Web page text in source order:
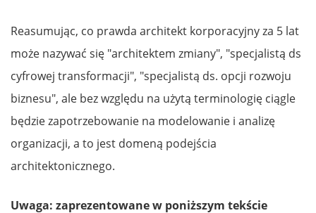
Reasumując, co prawda architekt korporacyjny za 5 lat
może nazywać się "architektem zmiany", "specjalistą ds
cyfrowej transformacji", "specjalistą ds. opcji rozwoju
biznesu", ale bez względu na użytą terminologię ciągle
będzie zapotrzebowanie na modelowanie i analizę
organizacji, a to jest domeną podejścia
architektonicznego.
Uwaga: zaprezentowane w poniższym tekście